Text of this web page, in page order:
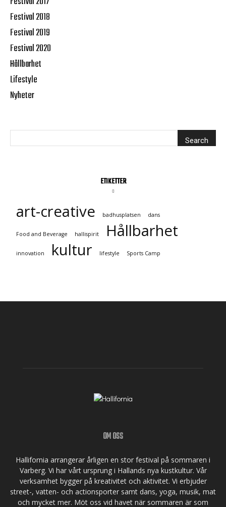
Festival 2018
Festival 2019
Festival 2020
Hållbarhet
Lifestyle
Nyheter
ETIKETTER
art-creative badhusplatsen dans
Food and Beverage hallispirit Hållbarhet
innovation kultur lifestyle Sports Camp
OM OSS
Hallifornia arrangerar årligen en stor festival på sommaren i
Varberg. Vi har vårt ursprung i Hallands nya kustkultur. Vår
verksamhet bygger på kreativitet och aktivitet. Vi erbjuder
street-, vatten- och actionsporter samt dans, yoga, musik, mat
och mycket mer. Möt oss vid havet när sommaren är som